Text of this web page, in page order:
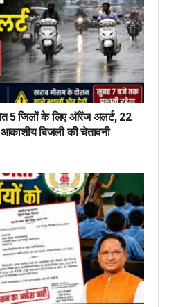
5 जिलों के लिए ऑरेंज अलर्ट, 22
बिजली की चेतावनी